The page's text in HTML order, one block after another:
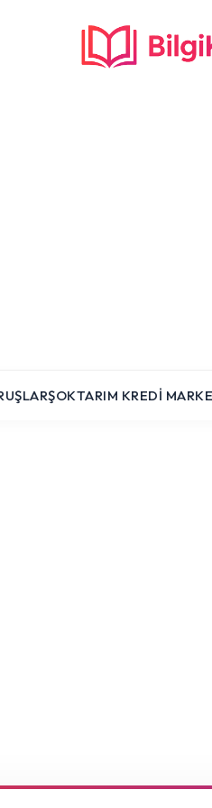
ŞOKTARIM KREDI